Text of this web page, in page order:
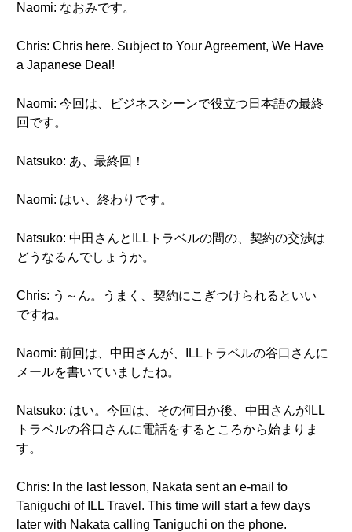
Naomi: なおみです。
Chris: Chris here. Subject to Your Agreement, We Have
a Japanese Deal!
Naomi: 今回は、ビジネスシーンで役立つ日本語の最終
回です。
Natsuko: あ、最終回！
Naomi: はい、終わりです。
Natsuko: 中田さんとILLトラベルの間の、契約の交渉は
どうなるんでしょうか。
Chris: う～ん。うまく、契約にこぎつけられるといい
ですね。
Naomi: 前回は、中田さんが、ILLトラベルの谷口さんに
メールを書いていましたね。
Natsuko: はい。今回は、その何日か後、中田さんがILL
トラベルの谷口さんに電話をするところから始まりま
す。
Chris: In the last lesson, Nakata sent an e-mail to
Taniguchi of ILL Travel. This time will start a few days
later with Nakata calling Taniguchi on the phone.